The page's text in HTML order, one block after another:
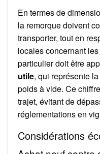
En termes de
la remorque doivent
transporter, tout en
locales concernant
particulier doit être
utile, qui représente
poids à vide. Ce
trajet, évitant de
réglementations en
Considérations